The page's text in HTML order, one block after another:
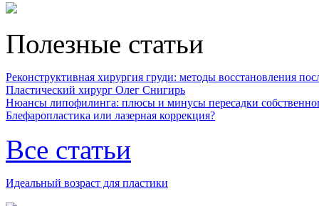
Полезные статьи
Реконструктивная хирургия груди: методы восстановления
Пластический хирург Олег Снигирь
Нюансы липофилинга: плюсы и минусы пересадки
Блефаропластика или лазерная коррекция?
Все статьи
Идеальный возраст для пластики